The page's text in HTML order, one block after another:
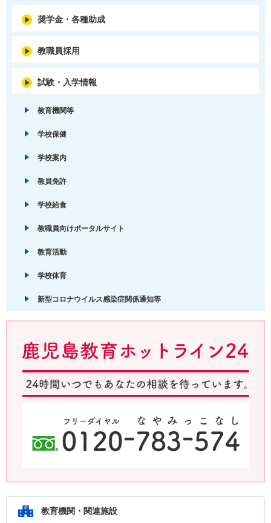
奨学金・各種助成
教職員採用
試験・入学情報
教育機関等
学校保健
学校案内
教員免許
学校給食
教職員向けポータルサイト
教育活動
学校体育
新型コロナウイルス感染症関係通知等
ます。フリーダイヤル：0120-783-574
教育機関・関連施設